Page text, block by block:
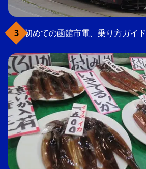
初めての函館市電、乗り方ガイド